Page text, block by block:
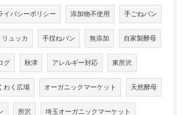
イバシーポリシー 添加物不使用 手ごねパン
リュッカ 手捏ねパン 無添加 自家製酵母
グ 秋津 アレルギー対応 東所沢
わく広場 オーガニックマーケット 天然酵母
所沢 埼玉オーガニックマーケット